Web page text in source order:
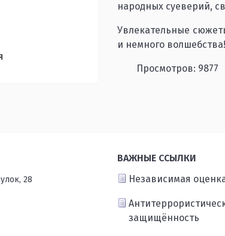
народных суеверий,
Увлекательные
и немного волшебства!
Просмотров: 9877
28
ВАЖНЫЕ ССЫЛКИ
Независимая
защищённость